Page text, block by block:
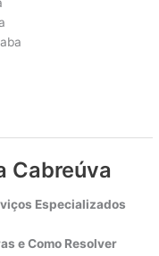
Cabreúva
Especializados
e Como Resolver